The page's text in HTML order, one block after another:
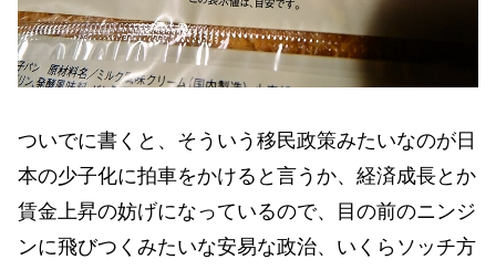
ついでに書くと、そういう移民政策みたいなのが日
本の少子化に拍車をかけると言うか、経済成長とか
賃金上昇の妨げになっているので、目の前のニンジ
ンに飛びつくみたいな安易な政治、いくらソッチ方